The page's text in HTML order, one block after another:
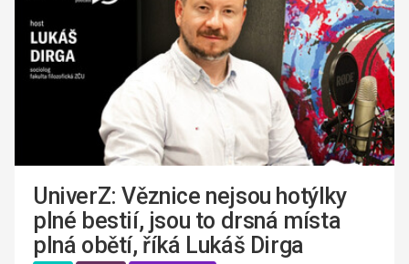
UniverZ: Věznice nejsou hotýlky
plné bestií, jsou to drsná místa
plná obětí, říká Lukáš Dirga